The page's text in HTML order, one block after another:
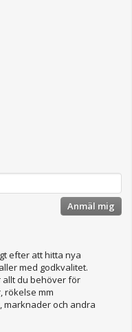
Anmäl mig
efter att hitta nya
med godkvalitet.
allt du behöver för
rökelse mm
marknader och andra